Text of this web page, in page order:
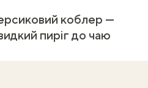
коблер —
пиріг до чаю